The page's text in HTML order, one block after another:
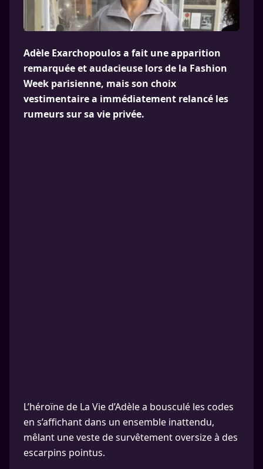
Adèle Exarchopoulos a fait une apparition
remarquée et audacieuse lors de la Fashion
Week parisienne, mais son choix
vestimentaire a immédiatement relancé les
rumeurs sur sa vie privée.
L’héroïne de La Vie d’Adèle a bousculé les codes
en s’affichant dans un ensemble inattendu,
mêlant une veste de survêtement oversize à des
escarpins pointus.